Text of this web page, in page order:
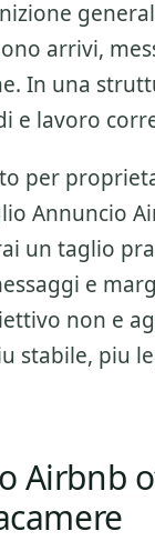
arrivi,
In una
e lavoro
per
Annuncio
un taglio
e
non e
stabile, piu
Airbnb